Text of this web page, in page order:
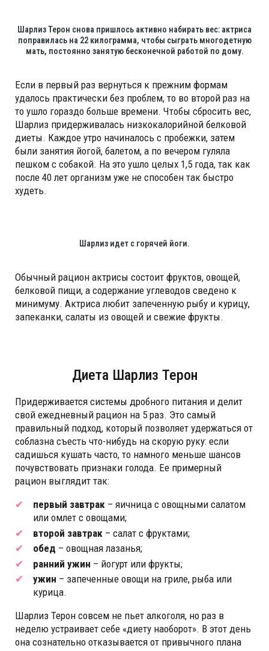
Шарлиз Терон снова пришлось активно набирать вес: актриса
поправилась на 22 килограмма, чтобы сыграть многодетную
мать, постоянно занятую бесконечной работой по дому.
Если в первый раз вернуться к прежним формам
удалось практически без проблем, то во второй раз на
то ушло гораздо больше времени. Чтобы сбросить вес,
Шарлиз придерживалась низкокалорийной белковой
диеты. Каждое утро начиналось с пробежки, затем
были занятия йогой, балетом, а по вечером гуляла
пешком с собакой. На это ушло целых 1,5 года, так как
после 40 лет организм уже не способен так быстро
худеть.
Шарлиз идет с горячей йоги.
Обычный рацион актрисы состоит фруктов, овощей,
белковой пищи, а содержание углеводов сведено к
минимуму. Актриса любит запеченную рыбу и курицу,
запеканки, салаты из овощей и свежие фрукты.
Диета Шарлиз Терон
Придерживается системы дробного питания и делит
свой ежедневный рацион на 5 раз. Это самый
правильный подход, который позволяет удержаться от
соблазна съесть что-нибудь на скорую руку: если
садишься кушать часто, то намного меньше шансов
почувствовать признаки голода. Ее примерный
рацион выглядит так:
первый завтрак – яичница с овощными салатом
или омлет с овощами;
второй завтрак – салат с фруктами;
обед – овощная лазанья;
ранний ужин – йогурт или фрукты;
ужин – запеченные овощи на гриле, рыба или
курица.
Шарлиз Терон совсем не пьет алкоголя, но раз в
неделю устраивает себе «диету наоборот». В этот день
она сознательно отказывается от привычного плана